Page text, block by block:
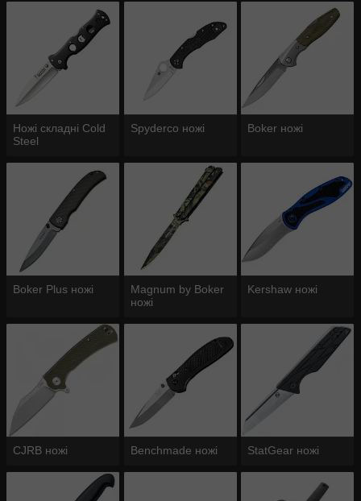
Ножі складні Cold
Steel
Spyderco ножі Boker ножі
Boker Plus ножі
Magnum by Boker
ножі
Kershaw ножі
CJRB ножі Benchmade ножі StatGear ножі